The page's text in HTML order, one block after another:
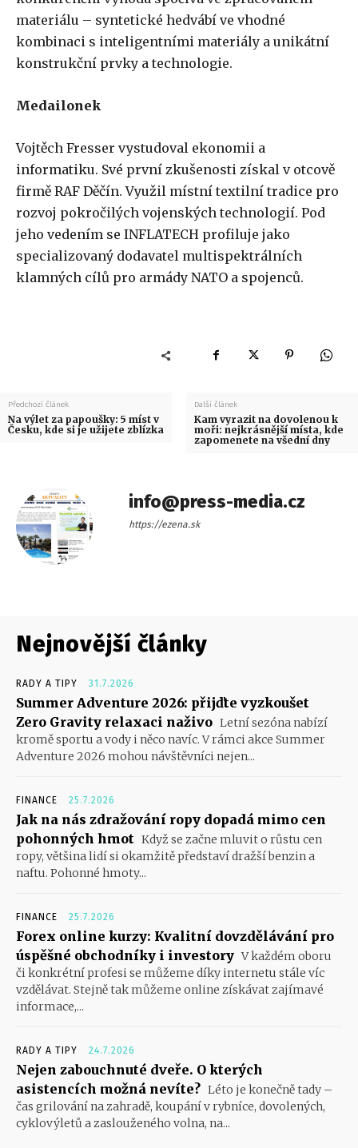
materiálu – syntetické hedvábí ve vhodné
kombinaci s inteligentními materiály a unikátní
konstrukční prvky a technologie.
Medailonek
Vojtěch Fresser vystudoval ekonomii a
informatiku. Své první zkušenosti získal v otcově
firmě RAF Děčín. Využil místní textilní tradice pro
rozvoj pokročilých vojenských technologií. Pod
jeho vedením se INFLATECH profiluje jako
specializovaný dodavatel multispektrálních
klamných cílů pro armády NATO a spojenců.
Předchozí článek
Na výlet za papoušky: 5 míst v
Česku, kde si je užijete zblízka
Další článek
Kam vyrazit na dovolenou k
moři: nejkrásnější místa, kde
zapomenete na všední dny
info@press-media.cz
https://ezena.sk
Nejnovější články
RADY A TIPY 31.7.2026
Summer Adventure 2026: přijďte vyzkoušet
Zero Gravity relaxaci naživo Letní sezóna nabízí
kromě sportu a vody i něco navíc. V rámci akce Summer
Adventure 2026 mohou návštěvníci nejen...
FINANCE 25.7.2026
Jak na nás zdražování ropy dopadá mimo cen
pohonných hmot Když se začne mluvit o růstu cen
ropy, většina lidí si okamžitě představí dražší benzin a
naftu. Pohonné hmoty...
FINANCE 25.7.2026
Forex online kurzy: Kvalitní dovzdělávání pro
úspěšné obchodníky i investory V každém oboru
či konkrétní profesi se můžeme díky internetu stále víc
vzdělávat. Stejně tak můžeme online získávat zajímavé
informace,...
RADY A TIPY 24.7.2026
Nejen zabouchnuté dveře. O kterých
asistencích možná nevíte? Léto je konečně tady –
čas grilování na zahradě, koupání v rybníce, dovolených,
cyklovýletů a zaslouženého volna, na...